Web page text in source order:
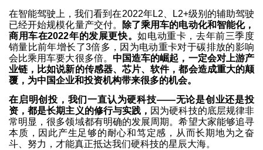
在智能驾驶上，我们看到在2022年L2、L2+级别的辅助驾驶
已经开始规模化量产交付。
除了乘用车的电动化和智能化，
商用车在2022年的发展更快。如电动重卡，去年前三季度
销量比前年增长了3倍多，因为电动重卡对于碳排放的影响
会比乘用车要大很多倍。 中国造车的崛起，一定会对上游产
业链，比如说新的传感器、芯片、软件，都会造成重大的颠
覆，为中国企业和投资机构带来很多的机会。
在启明创投，我们一直认为硬科技——无论是创业还是投
资，都是长期主义的修行与实践， 因为硬科技的底层规律非
常明显，很多领域都有明确的发展周期。希望大家能够追寻
本质，因此产生足够的耐心和笃定感，从而长期地为之奋
斗、努力，才能真正抵达我们硬科技的星辰大海。